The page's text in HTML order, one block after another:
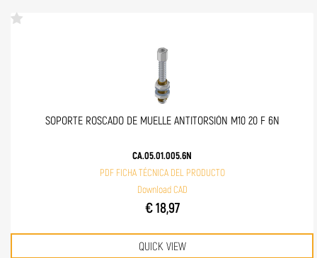
SOPORTE ROSCADO DE MUELLE ANTITORSIÓN M10 20 F 6N
CA.05.01.005.6N
PDF FICHA TÉCNICA DEL PRODUCTO
Download CAD
€ 18,97
QUICK VIEW